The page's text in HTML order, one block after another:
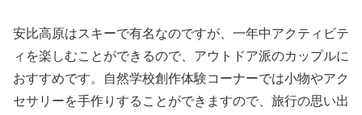
安比高原はスキーで有名なのですが、一年中アクティビテ
ィを楽しむことができるので、アウトドア派のカップルに
おすすめです。自然学校創作体験コーナーでは小物やアク
セサリーを手作りすることができますので、旅行の思い出